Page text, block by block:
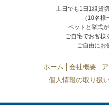
土日でも1日1組貸
（10名様
ペットと挙式
ご自宅でお客様
ご自由にお
ホーム 会社概要
個人情報の取り扱